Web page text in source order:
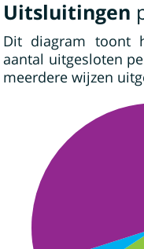
Uitsluitingen
Dit diagram toont
aantal uitgesloten
meerdere wijzen